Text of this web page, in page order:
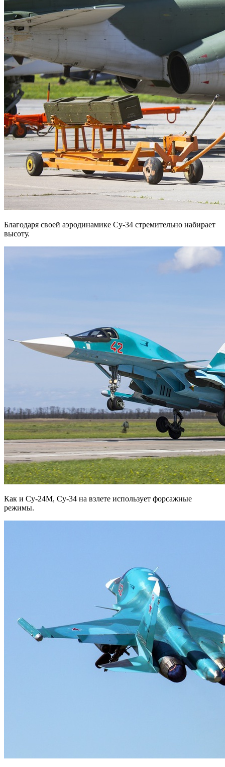
Благодаря своей аэродинамике Су-34 стремительно набирает
высоту.
Как и Су-24М, Су-34 на взлете использует форсажные
режимы.